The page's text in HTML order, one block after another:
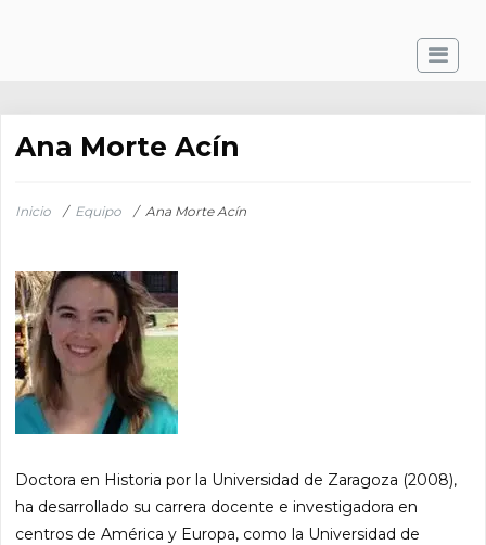
Ana Morte Acín
Inicio / Equipo / Ana Morte Acín
Doctora en Historia por la Universidad de Zaragoza (2008),
ha desarrollado su carrera docente e investigadora en
centros de América y Europa, como la Universidad de